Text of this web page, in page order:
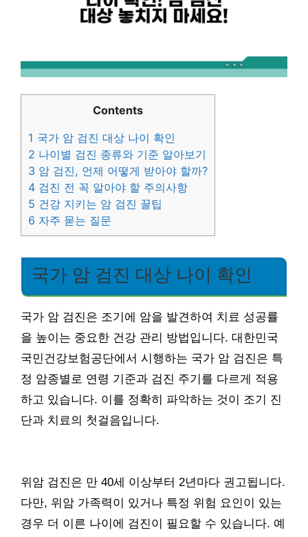
Contents
1 국가 암 검진 대상 나이 확인
2 나이별 검진 종류와 기준 알아보기
3 암 검진, 언제 어떻게 받아야 할까?
4 검진 전 꼭 알아야 할 주의사항
5 건강 지키는 암 검진 꿀팁
6 자주 묻는 질문
국가 암 검진 대상 나이 확인
국가 암 검진은 조기에 암을 발견하여 치료 성공률
을 높이는 중요한 건강 관리 방법입니다. 대한민국
국민건강보험공단에서 시행하는 국가 암 검진은 특
정 암종별로 연령 기준과 검진 주기를 다르게 적용
하고 있습니다. 이를 정확히 파악하는 것이 조기 진
단과 치료의 첫걸음입니다.
위암 검진은 만 40세 이상부터 2년마다 권고됩니다.
다만, 위암 가족력이 있거나 특정 위험 요인이 있는
경우 더 이른 나이에 검진이 필요할 수 있습니다. 예